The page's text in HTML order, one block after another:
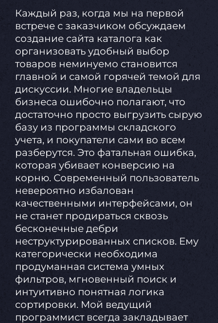
Каждый раз, когда мы на первой
встрече с заказчиком обсуждаем
создание сайта каталога как
организовать удобный выбор
товаров неминуемо становится
главной и самой горячей темой для
дискуссии. Многие владельцы
бизнеса ошибочно полагают, что
достаточно просто выгрузить сырую
базу из программы складского
учета, и покупатели сами во всем
разберутся. Это фатальная ошибка,
которая убивает конверсию на
корню. Современный пользователь
невероятно избалован
качественными интерфейсами, он
не станет продираться сквозь
бесконечные дебри
неструктурированных списков. Ему
категорически необходима
продуманная система умных
фильтров, мгновенный поиск и
интуитивно понятная логика
сортировки. Мой ведущий
программист всегда закладывает